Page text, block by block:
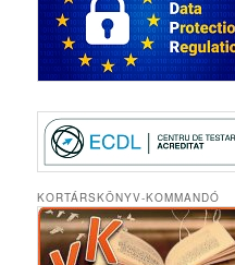
KORTÁRSKÖNYV-KOMMANDÓ